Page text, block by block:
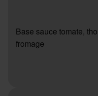
Base sauce tomate,
fromage